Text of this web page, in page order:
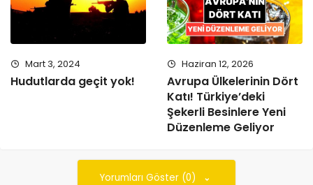
Mart 3, 2024
Hudutlarda geçit yok!
Haziran 12, 2026
Avrupa Ülkelerinin Dört
Katı! Türkiye’deki
Şekerli Besinlere Yeni
Düzenleme Geliyor
Yorumları Göster (0)